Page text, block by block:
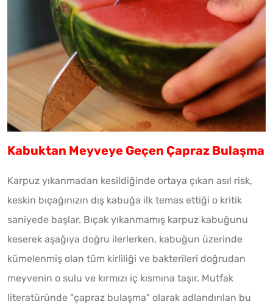
Kabuktan Meyveye Geçen Çapraz Bulaşma
Karpuz yıkanmadan kesildiğinde ortaya çıkan asıl risk,
keskin bıçağınızın dış kabuğa ilk temas ettiği o kritik
saniyede başlar. Bıçak yıkanmamış karpuz kabuğunu
keserek aşağıya doğru ilerlerken, kabuğun üzerinde
kümelenmiş olan tüm kirliliği ve bakterileri doğrudan
meyvenin o sulu ve kırmızı iç kısmına taşır. Mutfak
literatüründe "çapraz bulaşma" olarak adlandırılan bu